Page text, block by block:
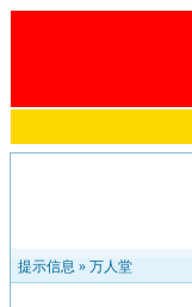
提示信息 » 万人堂